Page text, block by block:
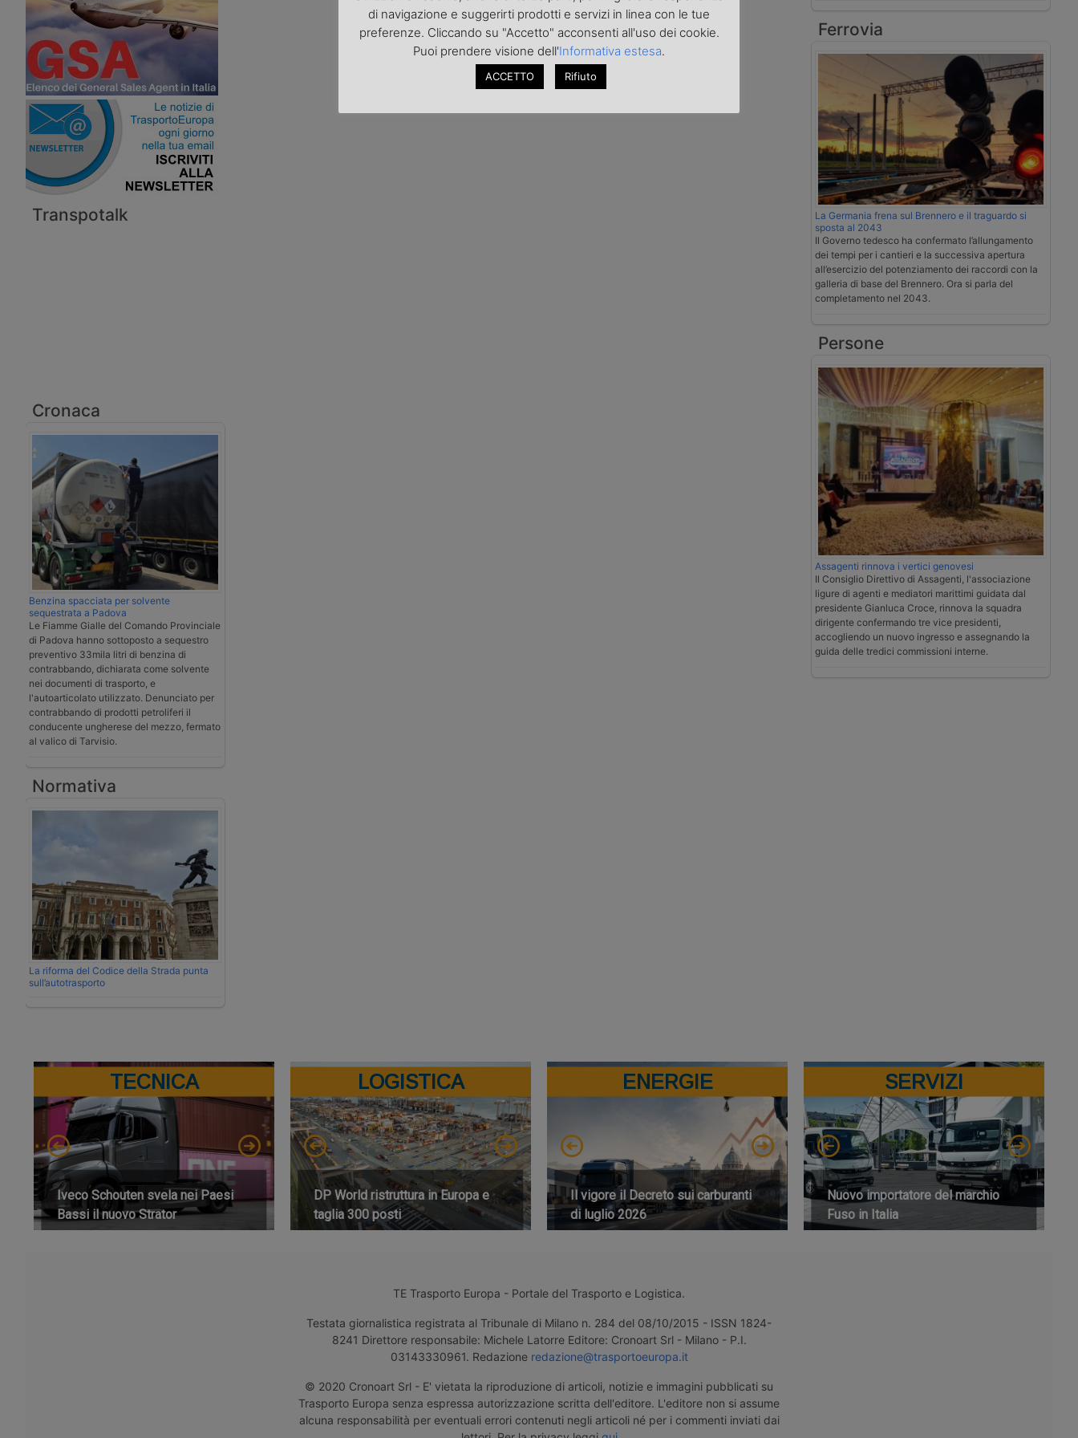
Transpotalk
Cronaca
Benzina spacciata per solvente
sequestrata a Padova
Le Fiamme Gialle del Comando Provinciale
di Padova hanno sottoposto a sequestro
preventivo 33mila litri di benzina di
contrabbando, dichiarata come solvente
nei documenti di trasporto, e
l'autoarticolato utilizzato. Denunciato per
contrabbando di prodotti petroliferi il
conducente ungherese del mezzo, fermato
al valico di Tarvisio.
Normativa
La riforma del Codice della Strada punta
sull’autotrasporto
Ferrovia
La Germania frena sul Brennero e il traguardo si
sposta al 2043
Il Governo tedesco ha confermato l’allungamento
dei tempi per i cantieri e la successiva apertura
all’esercizio del potenziamento dei raccordi con la
galleria di base del Brennero. Ora si parla del
completamento nel 2043.
Persone
Assagenti rinnova i vertici genovesi
Il Consiglio Direttivo di Assagenti, l'associazione
ligure di agenti e mediatori marittimi guidata dal
presidente Gianluca Croce, rinnova la squadra
dirigente confermando tre vice presidenti,
accogliendo un nuovo ingresso e assegnando la
guida delle tredici commissioni interne.
TECNICA
Iveco Schouten svela nei Paesi
Bassi il nuovo Strator
LOGISTICA
DP World ristruttura in Europa e
taglia 300 posti
ENERGIE
Il vigore il Decreto sui carburanti
di luglio 2026
SERVIZI
Nuovo importatore del marchio
Fuso in Italia
TE Trasporto Europa - Portale del Trasporto e Logistica.
Testata giornalistica registrata al Tribunale di Milano n. 284 del 08/10/2015 - ISSN 1824-
8241 Direttore responsabile: Michele Latorre Editore: Cronoart Srl - Milano - P.I.
03143330961. Redazione redazione@trasportoeuropa.it
© 2020 Cronoart Srl - E' vietata la riproduzione di articoli, notizie e immagini pubblicati su
Trasporto Europa senza espressa autorizzazione scritta dell'editore. L'editore non si assume
alcuna responsabilità per eventuali errori contenuti negli articoli né per i commenti inviati dai
di navigazione e suggerirti prodotti e servizi in linea con le tue
preferenze. Cliccando su "Accetto" acconsenti all'uso dei cookie.
Puoi prendere visione dell'Informativa estesa.
ACCETTO Rifiuto